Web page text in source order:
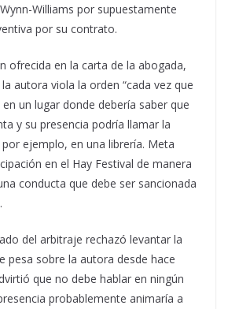
Williams por supuestamente
por su contrato.
ofrecida en la carta de la abogada,
autora viola la orden “cada vez que
un lugar donde debería saber que
y su presencia podría llamar la
ejemplo, en una librería. Meta
en el Hay Festival de manera
conducta que debe ser sancionada
del arbitraje rechazó levantar la
pesa sobre la autora desde hace
que no debe hablar en ningún
probablemente animaría a